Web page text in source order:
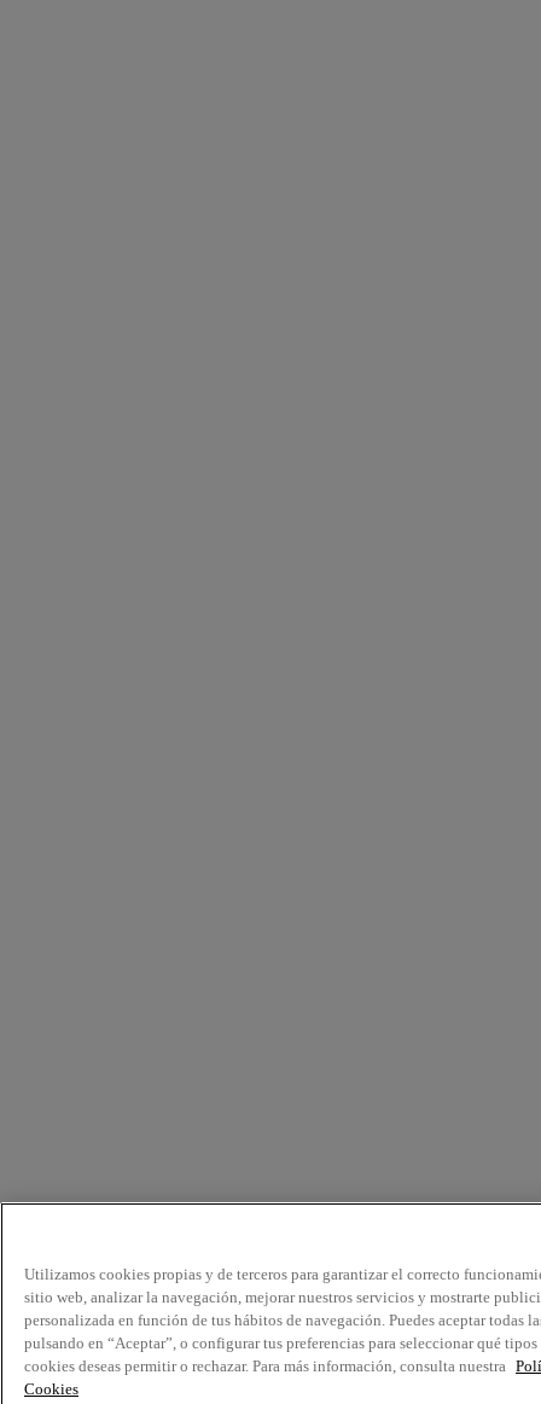
Utilizamos cookies propias y de terceros para garantizar el correcto
sitio web, analizar la navegación, mejorar nuestros servicios y mostrarte
personalizada en función de tus hábitos de navegación. Puedes aceptar todas
pulsando en “Aceptar”, o configurar tus preferencias para seleccionar qué tipos
cookies deseas permitir o rechazar. Para más información, consulta nuestra
Cookies